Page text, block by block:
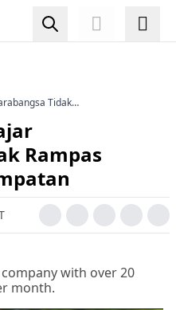
Tidak
Rampas
with over 20
month.